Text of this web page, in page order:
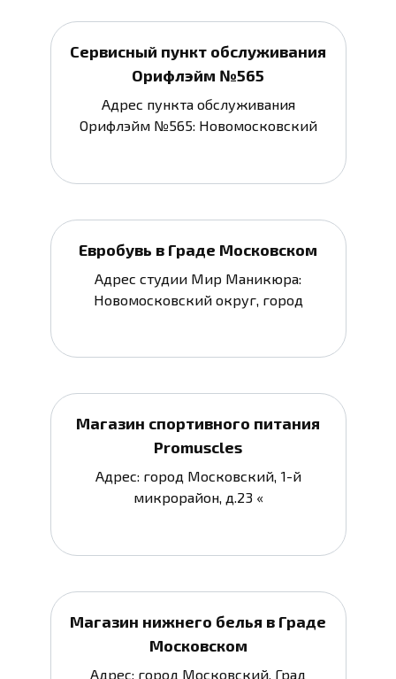
Сервисный пункт обслуживания
Орифлэйм №565
Адрес пункта обслуживания
Орифлэйм №565: Новомосковский
Евробувь в Граде Московском
Адрес студии Мир Маникюра:
Новомосковский округ, город
Магазин спортивного питания
Promuscles
Адрес: город Московский, 1-й
микрорайон, д.23 «
Магазин нижнего белья в Граде
Московском
Адрес: город Московский, Град